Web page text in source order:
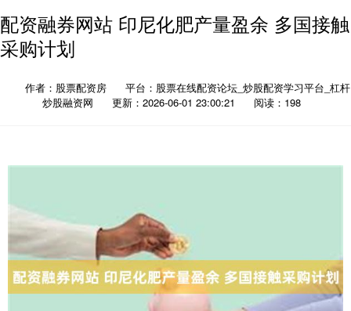
配资融券网站 印尼化肥产量盈余 多国接触
采购计划
作者：股票配资房
平台：股票在线配资论坛_炒股配资学习平台_杠杆
炒股融资网
更新：2026-06-01 23:00:21 阅读：198